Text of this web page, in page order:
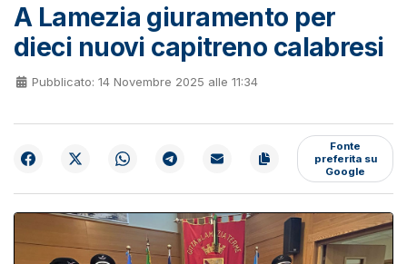
A Lamezia giuramento per
dieci nuovi capitreno calabresi
Pubblicato: 14 Novembre 2025 alle 11:34
Fonte
preferita su
Google